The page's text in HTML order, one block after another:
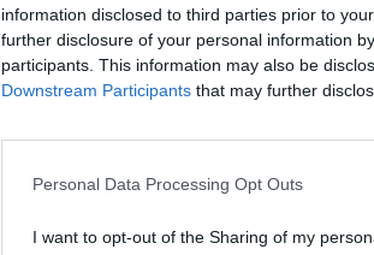
information disclosed to third parties prior to
further disclosure of your personal information
participants. This information may also be
Downstream Participants that may further
Personal Data Processing Opt Outs
I want to opt-out of the Sharing of my